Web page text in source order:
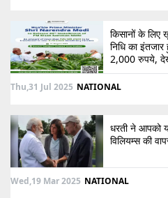
किसानों के लिए
निधि का
2,000 रुपये,
Thu,31 Jul 2025 NATIONAL
धरती ने आपको
विलियम्स की
Wed,19 Mar 2025 NATIONAL